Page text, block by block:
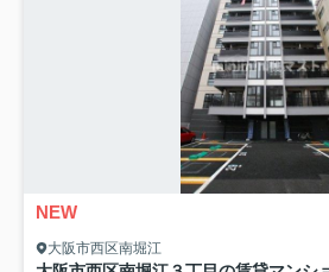
NEW
大阪市西区南堀江